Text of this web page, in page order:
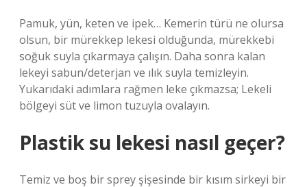
Pamuk, yün, keten ve ipek… Kemerin türü ne olursa
olsun, bir mürekkep lekesi olduğunda, mürekkebi
soğuk suyla çıkarmaya çalışın. Daha sonra kalan
lekeyi sabun/deterjan ve ılık suyla temizleyin.
Yukarıdaki adımlara rağmen leke çıkmazsa; Lekeli
bölgeyi süt ve limon tuzuyla ovalayın.
Plastik su lekesi nasıl geçer?
Temiz ve boş bir sprey şişesinde bir kısım sirkeyi bir